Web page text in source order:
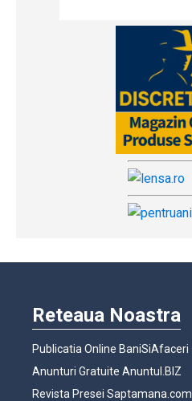
Reteaua Noastra
Publicatia Online BaniSiAfaceri
Anunturi Gratuite Anuntul.BIZ
Revista Presei Saptamana.com